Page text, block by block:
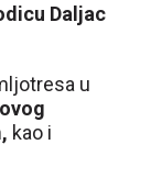
Daljac
u
kao i